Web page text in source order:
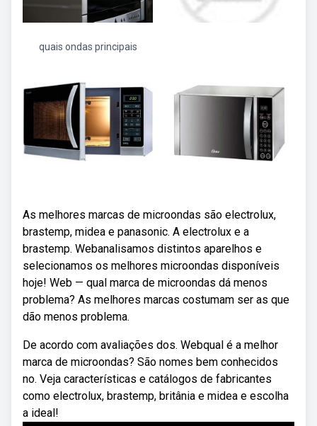
quais ondas principais
As melhores marcas de microondas são electrolux,
brastemp, midea e panasonic. A electrolux e a
brastemp. Webanalisamos distintos aparelhos e
selecionamos os melhores microondas disponíveis
hoje! Web — qual marca de microondas dá menos
problema? As melhores marcas costumam ser as que
dão menos problema.
De acordo com avaliações dos. Webqual é a melhor
marca de microondas? São nomes bem conhecidos
no. Veja características e catálogos de fabricantes
como electrolux, brastemp, britânia e midea e escolha
a ideal!